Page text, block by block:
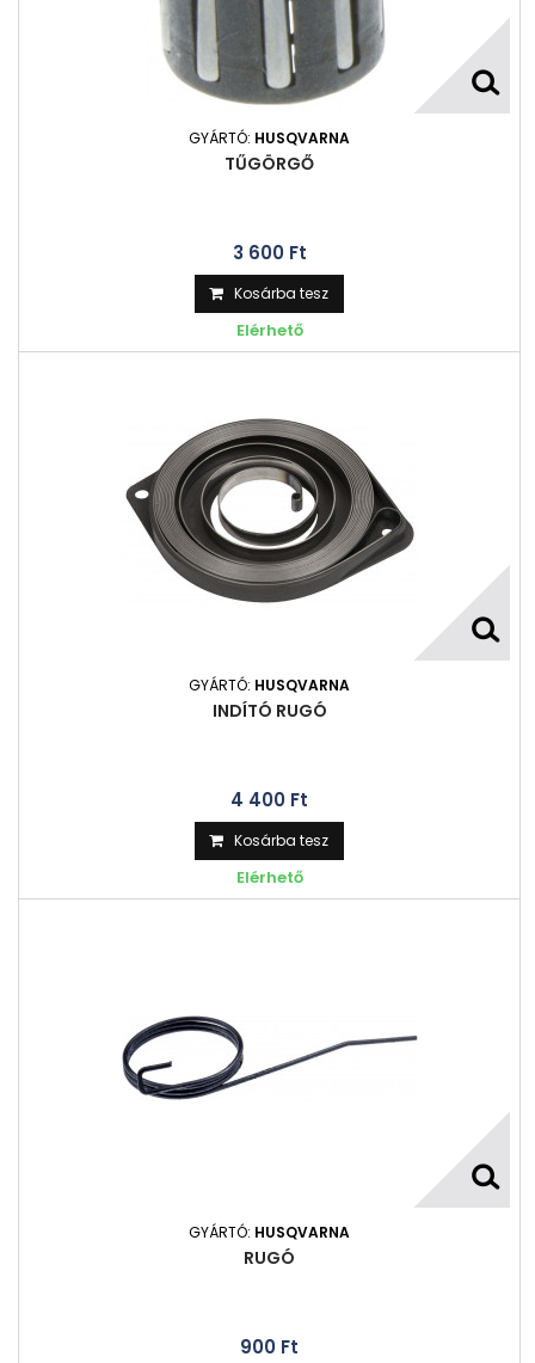
GYÁRTÓ: HUSQVARNA
TŰGÖRGŐ
3 600 Ft‎
Kosárba tesz
Elérhető
GYÁRTÓ: HUSQVARNA
INDÍTÓ RUGÓ
4 400 Ft‎
Kosárba tesz
Elérhető
GYÁRTÓ: HUSQVARNA
RUGÓ
900 Ft‎